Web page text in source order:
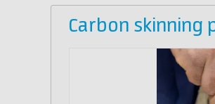
Carbon skinning